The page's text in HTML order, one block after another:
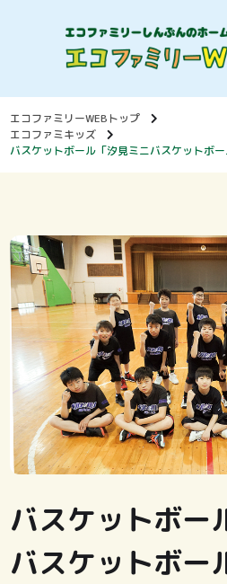
エコファミリーWEBトップ
エコファミキッズ
バスケットボール「汐見ミニバスケットボー
バスケットボー
バスケットボー